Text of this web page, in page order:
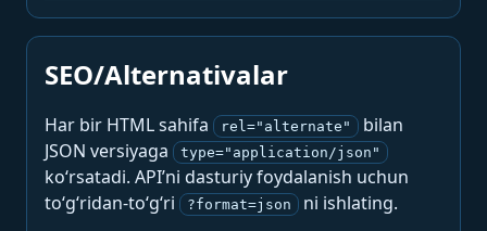
SEO/Alternativalar
Har bir HTML sahifa rel="alternate"
bilan
JSON versiyaga
type="application/json"
ko‘rsatadi. API’ni dasturiy foydalanish uchun
to‘g‘ridan-to‘g‘ri
?format=json ni ishlating.